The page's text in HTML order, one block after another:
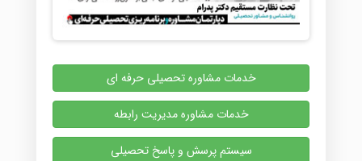
خدمات مشاوره تحصیلی حرفه ای
خدمات مشاوره مدیریت رابطه
سیستم پرسش و پاسخ تحصیلی